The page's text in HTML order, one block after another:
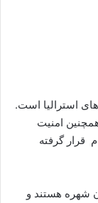
استرالیا است.
امنیت
امتیاز بالایی کسب نموده و در مقام 4ام قرار گرفته
شهره هستند و